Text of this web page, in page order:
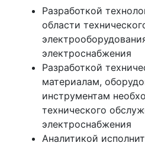
Разработкой
области
электроснабжения
Разработкой
материалам,
инструментам
технического
электроснабжения
Аналитикой